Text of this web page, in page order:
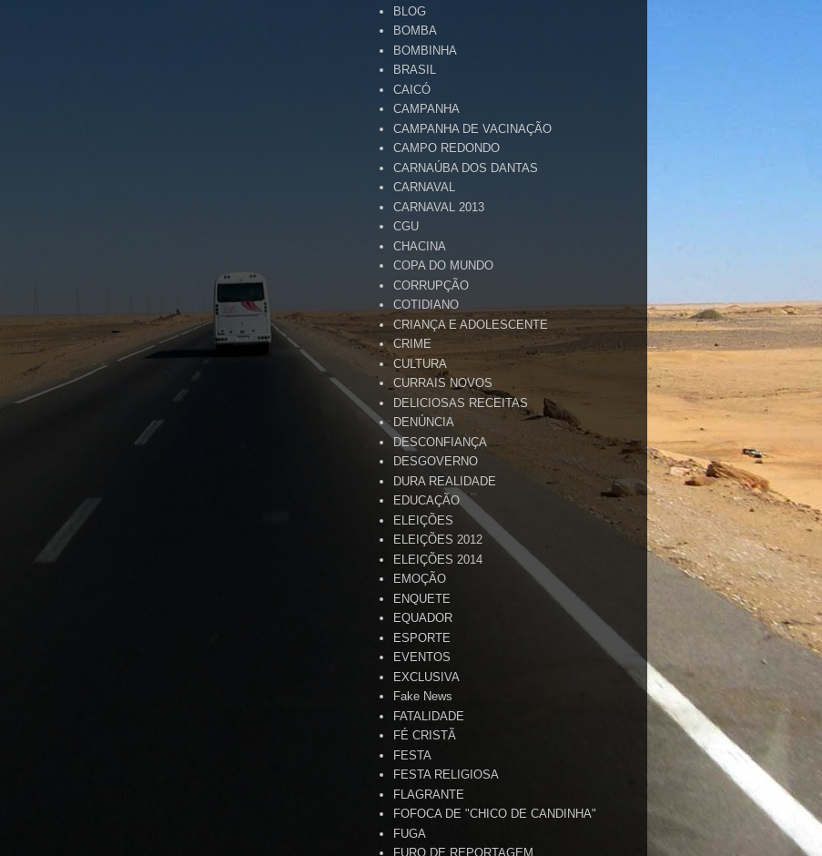
BLOG
BOMBA
BOMBINHA
BRASIL
CAICÓ
CAMPANHA
CAMPANHA DE VACINAÇÃO
CAMPO REDONDO
CARNAÚBA DOS DANTAS
CARNAVAL
CARNAVAL 2013
CGU
CHACINA
COPA DO MUNDO
CORRUPÇÃO
COTIDIANO
CRIANÇA E ADOLESCENTE
CRIME
CULTURA
CURRAIS NOVOS
DELICIOSAS RECEITAS
DENÚNCIA
DESCONFIANÇA
DESGOVERNO
DURA REALIDADE
EDUCAÇÃO
ELEIÇÕES
ELEIÇÕES 2012
ELEIÇÕES 2014
EMOÇÃO
ENQUETE
EQUADOR
ESPORTE
EVENTOS
EXCLUSIVA
Fake News
FATALIDADE
FÉ CRISTÃ
FESTA
FESTA RELIGIOSA
FLAGRANTE
FOFOCA DE "CHICO DE CANDINHA"
FUGA
FURO DE REPORTAGEM